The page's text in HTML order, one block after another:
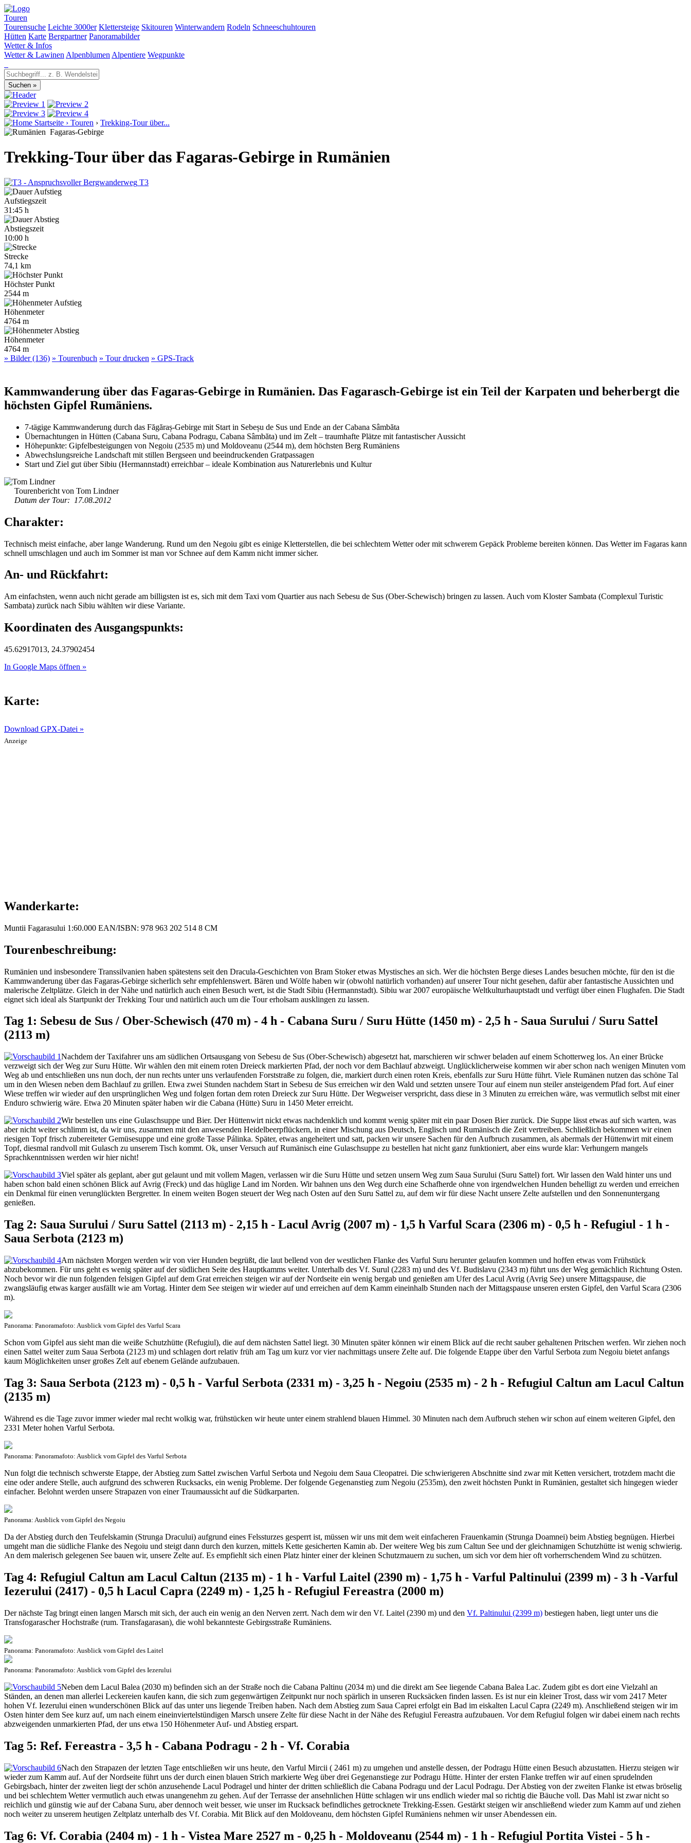
Touren
Tourensuche Leichte 3000er Klettersteige Skitouren Winterwandern Rodeln Schneeschuhtouren
Hütten Karte Bergpartner Panoramabilder
Wetter & Infos
Wetter & Lawinen Alpenblumen Alpentiere Wegpunkte
Startseite › Touren › Trekking-Tour über...
Fagaras-Gebirge
Trekking-Tour über das Fagaras-Gebirge in Rumänien
T3
Aufstiegszeit
31:45 h
Abstiegszeit
10:00 h
Strecke
74,1 km
Höchster Punkt
2544 m
Höhenmeter
4764 m
Höhenmeter
4764 m
» Bilder (136) » Tourenbuch » Tour drucken » GPS-Track
Kammwanderung über das Fagaras-Gebirge in Rumänien. Das Fagarasch-Gebirge ist ein Teil der Karpaten und beherbergt die
höchsten Gipfel Rumäniens.
7-tägige Kammwanderung durch das Făgăraș-Gebirge mit Start in Sebeșu de Sus und Ende an der Cabana Sâmbăta
Übernachtungen in Hütten (Cabana Suru, Cabana Podragu, Cabana Sâmbăta) und im Zelt – traumhafte Plätze mit fantastischer Aussicht
Höhepunkte: Gipfelbesteigungen von Negoiu (2535 m) und Moldoveanu (2544 m), dem höchsten Berg Rumäniens
Abwechslungsreiche Landschaft mit stillen Bergseen und beeindruckenden Gratpassagen
Start und Ziel gut über Sibiu (Hermannstadt) erreichbar – ideale Kombination aus Naturerlebnis und Kultur
Tourenbericht von Tom Lindner
Datum der Tour: 17.08.2012
Charakter:
Technisch meist einfache, aber lange Wanderung. Rund um den Negoiu gibt es einige Kletterstellen, die bei schlechtem Wetter oder mit schwerem Gepäck Probleme bereiten können. Das Wetter im Fagaras kann
schnell umschlagen und auch im Sommer ist man vor Schnee auf dem Kamm nicht immer sicher.
An- und Rückfahrt:
Am einfachsten, wenn auch nicht gerade am billigsten ist es, sich mit dem Taxi vom Quartier aus nach Sebesu de Sus (Ober-Schewisch) bringen zu lassen. Auch vom Kloster Sambata (Complexul Turistic
Sambata) zurück nach Sibiu wählten wir diese Variante.
Koordinaten des Ausgangspunkts:
45.62917013, 24.37902454
In Google Maps öffnen »
Karte:
Download GPX-Datei »
Anzeige
Wanderkarte:
Muntii Fagarasului 1:60.000 EAN/ISBN: 978 963 202 514 8 CM
Tourenbeschreibung:
Rumänien und insbesondere Transsilvanien haben spätestens seit den Dracula-Geschichten von Bram Stoker etwas Mystisches an sich. Wer die höchsten Berge dieses Landes besuchen möchte, für den ist die
Kammwanderung über das Fagaras-Gebirge sicherlich sehr empfehlenswert. Bären und Wölfe haben wir (obwohl natürlich vorhanden) auf unserer Tour nicht gesehen, dafür aber fantastische Aussichten und
malerische Zeltplätze. Gleich in der Nähe und natürlich auch einen Besuch wert, ist die Stadt Sibiu (Hermannstadt). Sibiu war 2007 europäische Weltkulturhauptstadt und verfügt über einen Flughafen. Die Stadt
eignet sich ideal als Startpunkt der Trekking Tour und natürlich auch um die Tour erholsam ausklingen zu lassen.
Tag 1: Sebesu de Sus / Ober-Schewisch (470 m) - 4 h - Cabana Suru / Suru Hütte (1450 m) - 2,5 h - Saua Surului / Suru Sattel
(2113 m)
Nachdem der Taxifahrer uns am südlichen Ortsausgang von Sebesu de Sus (Ober-Schewisch) abgesetzt hat, marschieren wir schwer beladen auf einem Schotterweg los. An einer Brücke
verzweigt sich der Weg zur Suru Hütte. Wir wählen den mit einem roten Dreieck markierten Pfad, der noch vor dem Bachlauf abzweigt. Unglücklicherweise kommen wir aber schon nach wenigen Minuten vom
Weg ab und entschließen uns nun doch, der nun rechts unter uns verlaufenden Forststraße zu folgen, die, markiert durch einen roten Kreis, ebenfalls zur Suru Hütte führt. Viele Rumänen nutzen das schöne Tal
um in den Wiesen neben dem Bachlauf zu grillen. Etwa zwei Stunden nachdem Start in Sebesu de Sus erreichen wir den Wald und setzten unsere Tour auf einem nun steiler ansteigendem Pfad fort. Auf einer
Wiese treffen wir wieder auf den ursprünglichen Weg und folgen fortan dem roten Dreieck zur Suru Hütte. Der Wegweiser verspricht, dass diese in 3 Minuten zu erreichen wäre, was vermutlich selbst mit einer
Enduro schwierig wäre. Etwa 20 Minuten später haben wir die Cabana (Hütte) Suru in 1450 Meter erreicht.
Wir bestellen uns eine Gulaschsuppe und Bier. Der Hüttenwirt nickt etwas nachdenklich und kommt wenig später mit ein paar Dosen Bier zurück. Die Suppe lässt etwas auf sich warten, was
aber nicht weiter schlimm ist, da wir uns, zusammen mit den anwesenden Heidelbeerpflückern, in einer Mischung aus Deutsch, Englisch und Rumänisch die Zeit vertreiben. Schließlich bekommen wir einen
riesigen Topf frisch zubereiteter Gemüsesuppe und eine große Tasse Pálinka. Später, etwas angeheitert und satt, packen wir unsere Sachen für den Aufbruch zusammen, als abermals der Hüttenwirt mit einem
Topf, diesmal randvoll mit Gulasch zu unserem Tisch kommt. Ok, unser Versuch auf Rumänisch eine Gulaschsuppe zu bestellen hat nicht ganz funktioniert, aber eins wurde klar: Verhungern mangels
Sprachkenntnissen werden wir hier nicht!
Viel später als geplant, aber gut gelaunt und mit vollem Magen, verlassen wir die Suru Hütte und setzen unsern Weg zum Saua Surului (Suru Sattel) fort. Wir lassen den Wald hinter uns und
haben schon bald einen schönen Blick auf Avrig (Freck) und das hüglige Land im Norden. Wir bahnen uns den Weg durch eine Schafherde ohne von irgendwelchen Hunden behelligt zu werden und erreichen
ein Denkmal für einen verunglückten Bergretter. In einem weiten Bogen steuert der Weg nach Osten auf den Suru Sattel zu, auf dem wir für diese Nacht unsere Zelte aufstellen und den Sonnenuntergang
genießen.
Tag 2: Saua Surului / Suru Sattel (2113 m) - 2,15 h - Lacul Avrig (2007 m) - 1,5 h Varful Scara (2306 m) - 0,5 h - Refugiul - 1 h -
Saua Serbota (2123 m)
Am nächsten Morgen werden wir von vier Hunden begrüßt, die laut bellend von der westlichen Flanke des Varful Suru herunter gelaufen kommen und hoffen etwas vom Frühstück
abzubekommen. Für uns geht es wenig später auf der südlichen Seite des Hauptkamms weiter. Unterhalb des Vf. Surul (2283 m) und des Vf. Budislavu (2343 m) führt uns der Weg gemächlich Richtung Osten.
Noch bevor wir die nun folgenden felsigen Gipfel auf dem Grat erreichen steigen wir auf der Nordseite ein wenig bergab und genießen am Ufer des Lacul Avrig (Avrig See) unsere Mittagspause, die
zwangsläufig etwas karger ausfällt wie am Vortag. Hinter dem See steigen wir wieder auf und erreichen auf dem Kamm eineinhalb Stunden nach der Mittagspause unseren ersten Gipfel, den Varful Scara (2306
m).
Panorama: Panoramafoto: Ausblick vom Gipfel des Varful Scara
Schon vom Gipfel aus sieht man die weiße Schutzhütte (Refugiul), die auf dem nächsten Sattel liegt. 30 Minuten später können wir einem Blick auf die recht sauber gehaltenen Pritschen werfen. Wir ziehen noch
einen Sattel weiter zum Saua Serbota (2123 m) und schlagen dort relativ früh am Tag um kurz vor vier nachmittags unsere Zelte auf. Die folgende Etappe über den Varful Serbota zum Negoiu bietet anfangs
kaum Möglichkeiten unser großes Zelt auf ebenem Gelände aufzubauen.
Tag 3: Saua Serbota (2123 m) - 0,5 h - Varful Serbota (2331 m) - 3,25 h - Negoiu (2535 m) - 2 h - Refugiul Caltun am Lacul Caltun
(2135 m)
Während es die Tage zuvor immer wieder mal recht wolkig war, frühstücken wir heute unter einem strahlend blauen Himmel. 30 Minuten nach dem Aufbruch stehen wir schon auf einem weiteren Gipfel, den
2331 Meter hohen Varful Serbota.
Panorama: Panoramafoto: Ausblick vom Gipfel des Varful Serbota
Nun folgt die technisch schwerste Etappe, der Abstieg zum Sattel zwischen Varful Serbota und Negoiu dem Saua Cleopatrei. Die schwierigeren Abschnitte sind zwar mit Ketten versichert, trotzdem macht die
eine oder andere Stelle, auch aufgrund des schweren Rucksacks, ein wenig Probleme. Der folgende Gegenanstieg zum Negoiu (2535m), den zweit höchsten Punkt in Rumänien, gestaltet sich hingegen wieder
einfacher. Belohnt werden unsere Strapazen von einer Traumaussicht auf die Südkarparten.
Panorama: Ausblick vom Gipfel des Negoiu
Da der Abstieg durch den Teufelskamin (Strunga Dracului) aufgrund eines Felssturzes gesperrt ist, müssen wir uns mit dem weit einfacheren Frauenkamin (Strunga Doamnei) beim Abstieg begnügen. Hierbei
umgeht man die südliche Flanke des Negoiu und steigt dann durch den kurzen, mittels Kette gesicherten Kamin ab. Der weitere Weg bis zum Caltun See und der gleichnamigen Schutzhütte ist wenig schwierig.
An dem malerisch gelegenen See bauen wir, unsere Zelte auf. Es empfiehlt sich einen Platz hinter einer der kleinen Schutzmauern zu suchen, um sich vor dem hier oft vorherrschendem Wind zu schützen.
Tag 4: Refugiul Caltun am Lacul Caltun (2135 m) - 1 h - Varful Laitel (2390 m) - 1,75 h - Varful Paltinului (2399 m) - 3 h -Varful
Iezerului (2417) - 0,5 h Lacul Capra (2249 m) - 1,25 h - Refugiul Fereastra (2000 m)
Der nächste Tag bringt einen langen Marsch mit sich, der auch ein wenig an den Nerven zerrt. Nach dem wir den Vf. Laitel (2390 m) und den Vf. Paltinului (2399 m) bestiegen haben, liegt unter uns die
Transfogarascher Hochstraße (rum. Transfagarasan), die wohl bekannteste Gebirgsstraße Rumäniens.
Panorama: Panoramafoto: Ausblick vom Gipfel des Laitel
Panorama: Panoramafoto: Ausblick vom Gipfel des Iezerului
Neben dem Lacul Balea (2030 m) befinden sich an der Straße noch die Cabana Paltinu (2034 m) und die direkt am See liegende Cabana Balea Lac. Zudem gibt es dort eine Vielzahl an
Ständen, an denen man allerlei Leckereien kaufen kann, die sich zum gegenwärtigen Zeitpunkt nur noch spärlich in unseren Rucksäcken finden lassen. Es ist nur ein kleiner Trost, dass wir vom 2417 Meter
hohen Vf. Iezerului einen wunderschönen Blick auf das unter uns liegende Treiben haben. Nach dem Abstieg zum Saua Caprei erfolgt ein Bad im eiskalten Lacul Capra (2249 m). Anschließend steigen wir im
Osten hinter dem See kurz auf, um nach einem eineinviertelstündigen Marsch unsere Zelte für diese Nacht in der Nähe des Refugiul Fereastra aufzubauen. Vor dem Refugiul folgen wir dabei einem nach rechts
abzweigenden unmarkierten Pfad, der uns etwa 150 Höhenmeter Auf- und Abstieg erspart.
Tag 5: Ref. Fereastra - 3,5 h - Cabana Podragu - 2 h - Vf. Corabia
Nach den Strapazen der letzten Tage entschließen wir uns heute, den Varful Mircii ( 2461 m) zu umgehen und anstelle dessen, der Podragu Hütte einen Besuch abzustatten. Hierzu steigen wir
wieder zum Kamm auf. Auf der Nordseite führt uns der durch einen blauen Strich markierte Weg über drei Gegenanstiege zur Podragu Hütte. Hinter der ersten Flanke treffen wir auf einen sprudelnden
Gebirgsbach, hinter der zweiten liegt der schön anzusehende Lacul Podragel und hinter der dritten schließlich die Cabana Podragu und der Lacul Podragu. Der Abstieg von der zweiten Flanke ist etwas bröselig
und bei schlechtem Wetter vermutlich auch etwas unangenehm zu gehen. Auf der Terrasse der ansehnlichen Hütte schlagen wir uns endlich wieder mal so richtig die Bäuche voll. Das Mahl ist zwar nicht so
reichlich und günstig wie auf der Cabana Suru, aber dennoch weit besser, wie unser im Rucksack befindliches getrocknete Trekking-Essen. Gestärkt steigen wir anschließend wieder zum Kamm auf und ziehen
noch weiter zu unserem heutigen Zeltplatz unterhalb des Vf. Corabia. Mit Blick auf den Moldoveanu, dem höchsten Gipfel Rumäniens nehmen wir unser Abendessen ein.
Tag 6: Vf. Corabia (2404 m) - 1 h - Vistea Mare 2527 m - 0,25 h - Moldoveanu (2544 m) - 1 h - Refugiul Portita Vistei - 5 h -